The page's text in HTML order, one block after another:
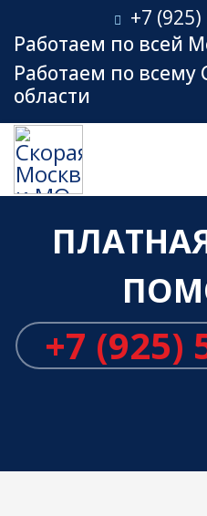
+7
Работаем по всей
Работаем по всему
области
+7 (925)